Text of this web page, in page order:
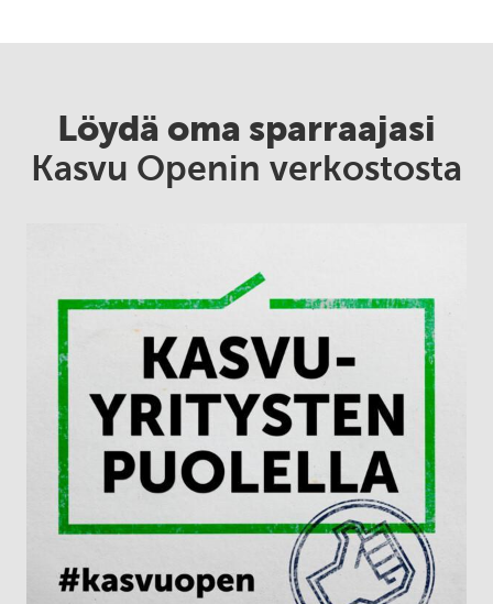
Löydä oma sparraajasi
Kasvu Openin verkostosta